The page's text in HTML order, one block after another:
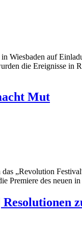
Wiesbaden auf
die Ereignisse
Mut
„Revolution
Premiere des neuen